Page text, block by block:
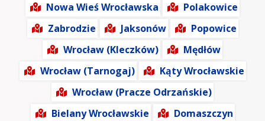
Nowa Wieś Wrocławska
Polakowice
Zabrodzie
Jaksonów
Popowice
Wrocław (Kleczków)
Mędłów
Wrocław (Tarnogaj)
Kąty Wrocławskie
Wrocław (Pracze Odrzańskie)
Bielany Wrocławskie
Domaszczyn